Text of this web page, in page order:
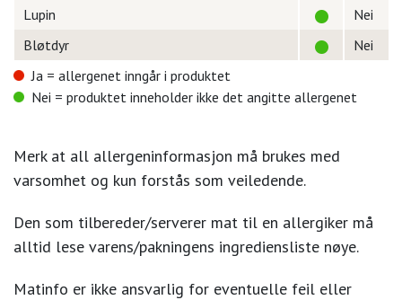
Lupin
Nei
Bløtdyr
Nei
Ja = allergenet inngår i produktet
Nei = produktet inneholder ikke det angitte allergenet
Merk at all allergeninformasjon må brukes med
varsomhet og kun forstås som veiledende.
Den som tilbereder/serverer mat til en allergiker må
alltid lese varens/pakningens ingrediensliste nøye.
Matinfo er ikke ansvarlig for eventuelle feil eller